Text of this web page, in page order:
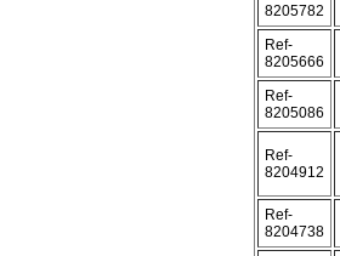
8205782
Ref-
8205666
Ref-
8205086
Ref-
8204912
Ref-
8204738